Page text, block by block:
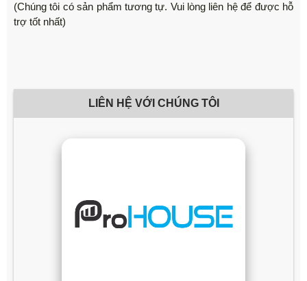
(Chúng tôi có sản phẩm tương tự. Vui lòng liên hệ để được hỗ
trợ tốt nhất)
LIÊN HỆ VỚI CHÚNG TÔI